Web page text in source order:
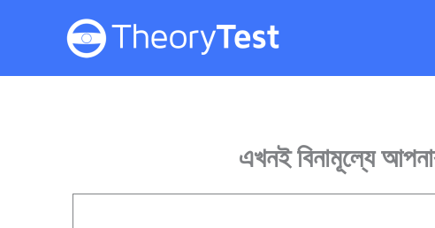
content
এখনই বিনামূল্যে